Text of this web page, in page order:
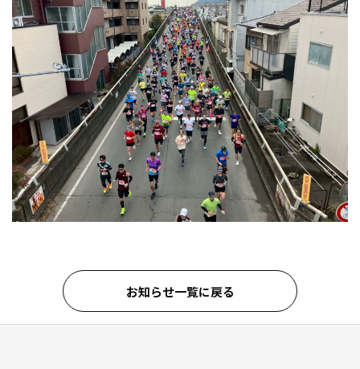
お知らせ一覧に戻る